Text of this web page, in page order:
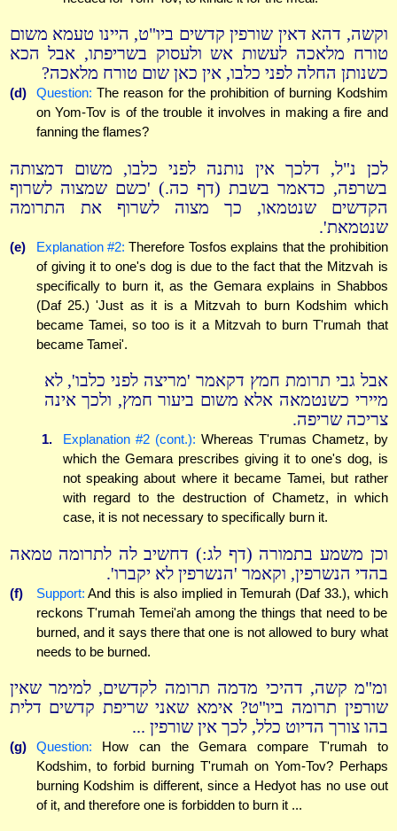
וקשה, דהא דאין שורפין קדשים ביו"ט, היינו טעמא משום
טורח מלאכה לעשות אש ולעסוק בשריפתו, אבל הכא
כשנותן החלה לפני כלבו, אין כאן שום טורח מלאכה?
(d) Question: The reason for the prohibition of burning Kodshim
on Yom-Tov is of the trouble it involves in making a fire and
fanning the flames?
לכן נ"ל, דלכך אין נותנה לפני כלבו, משום דמצותה
בשרפה, כדאמר בשבת (דף כה.) 'כשם שמצוה לשרוף
הקדשים שנטמאו, כך מצוה לשרוף את התרומה
שנטמאת'.
(e) Explanation #2: Therefore Tosfos explains that the prohibition
of giving it to one's dog is due to the fact that the Mitzvah is
specifically to burn it, as the Gemara explains in Shabbos
(Daf 25.) 'Just as it is a Mitzvah to burn Kodshim which
became Tamei, so too is it a Mitzvah to burn T'rumah that
became Tamei'.
אבל גבי תרומת חמץ דקאמר 'מריצה לפני כלבו', לא
מיירי כשנטמאה אלא משום ביעור חמץ, ולכך אינה
צריכה שריפה.
1. Explanation #2 (cont.): Whereas T'rumas Chametz, by
which the Gemara prescribes giving it to one's dog, is
not speaking about where it became Tamei, but rather
with regard to the destruction of Chametz, in which
case, it is not necessary to specifically burn it.
וכן משמע בתמורה (דף לג:) דחשיב לה לתרומה טמאה
בהדי הנשרפין, וקאמר 'הנשרפין לא יקברו'.
(f) Support: And this is also implied in Temurah (Daf 33.), which
reckons T'rumah Temei'ah among the things that need to be
burned, and it says there that one is not allowed to bury what
needs to be burned.
ומ"מ קשה, דהיכי מדמה תרומה לקדשים, למימר שאין
שורפין תרומה ביו"ט? אימא שאני שריפת קדשים דלית
בהו צורך הדיוט כלל, לכך אין שורפין ...
(g) Question: How can the Gemara compare T'rumah to
Kodshim, to forbid burning T'rumah on Yom-Tov? Perhaps
burning Kodshim is different, since a Hedyot has no use out
of it, and therefore one is forbidden to burn it ...